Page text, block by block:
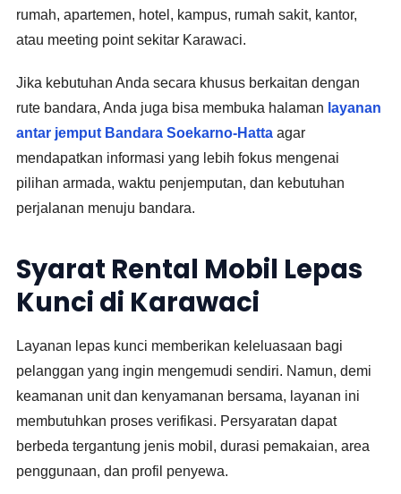
rumah, apartemen, hotel, kampus, rumah sakit, kantor,
atau meeting point sekitar Karawaci.
Jika kebutuhan Anda secara khusus berkaitan dengan
rute bandara, Anda juga bisa membuka halaman layanan
antar jemput Bandara Soekarno-Hatta agar
mendapatkan informasi yang lebih fokus mengenai
pilihan armada, waktu penjemputan, dan kebutuhan
perjalanan menuju bandara.
Syarat Rental Mobil Lepas
Kunci di Karawaci
Layanan lepas kunci memberikan keleluasaan bagi
pelanggan yang ingin mengemudi sendiri. Namun, demi
keamanan unit dan kenyamanan bersama, layanan ini
membutuhkan proses verifikasi. Persyaratan dapat
berbeda tergantung jenis mobil, durasi pemakaian, area
penggunaan, dan profil penyewa.